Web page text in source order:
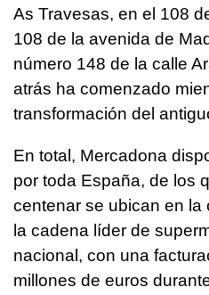
As Travesas, en el 108
108 de la avenida de
número 148 de la calle
atrás ha comenzado
transformación del
En total, Mercadona
por toda España, de los
centenar se ubican en la
la cadena líder de
nacional, con una
millones de euros